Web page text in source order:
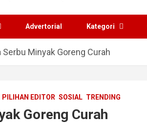
Advertorial Kategori
Serbu Minyak Goreng Curah
PILIHAN EDITOR SOSIAL TRENDING
Goreng Curah